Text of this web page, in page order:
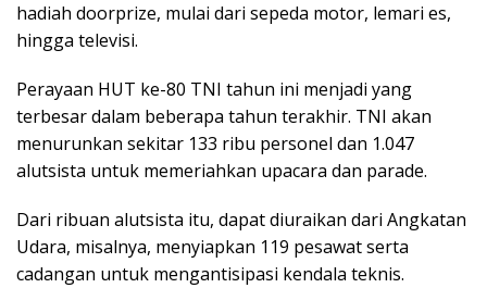
hadiah doorprize, mulai dari sepeda motor, lemari es,
hingga televisi.
Perayaan HUT ke-80 TNI tahun ini menjadi yang
terbesar dalam beberapa tahun terakhir. TNI akan
menurunkan sekitar 133 ribu personel dan 1.047
alutsista untuk memeriahkan upacara dan parade.
Dari ribuan alutsista itu, dapat diuraikan dari Angkatan
Udara, misalnya, menyiapkan 119 pesawat serta
cadangan untuk mengantisipasi kendala teknis.